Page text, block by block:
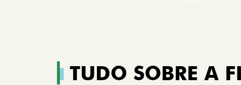
TUDO SOBRE A